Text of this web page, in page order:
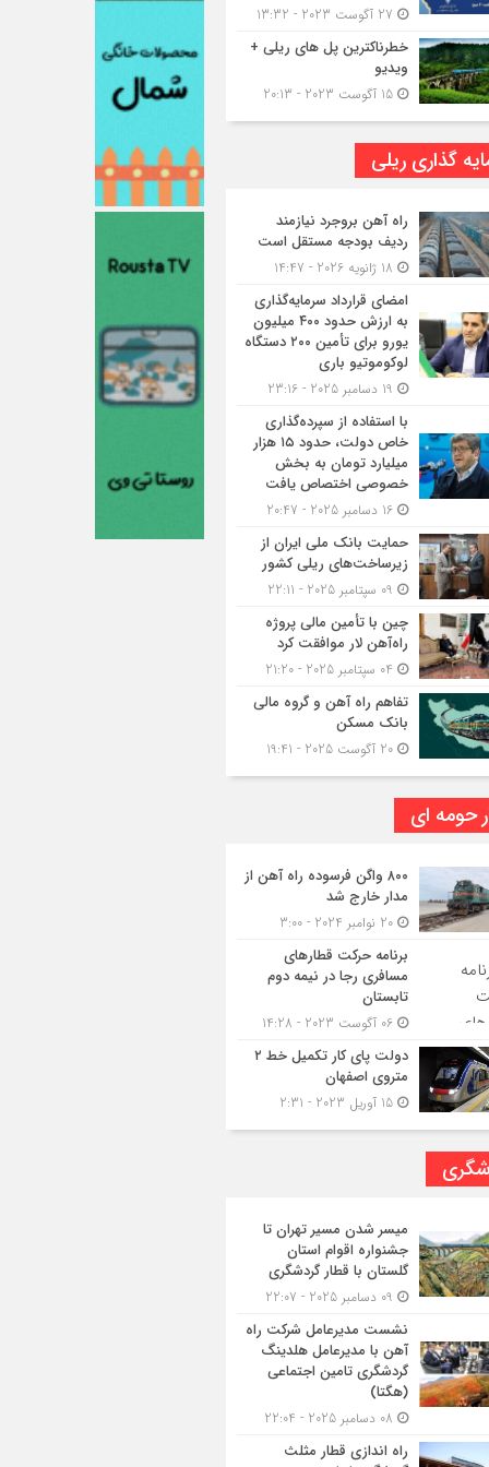
خطرناکترین پل های ریلی +
ویدیو
گذاری ریلی
راه آهن بروجرد نیازمند
ردیف بودجه مستقل است
امضای قرارداد سرمایه‌گذاری
به ارزش حدود ۴۰۰ میلیون
یورو برای تأمین ۲۰۰ دستگاه
لوکوموتیو باری
با استفاده از سپرده‌گذاری
خاص دولت، حدود ۱۵ هزار
میلیارد تومان به بخش
خصوصی اختصاص یافت
حمایت بانک ملی ایران از
زیرساخت‌های ریلی کشور
چین با تأمین مالی پروژه
راه‌آهن لار موافقت کرد
تفاهم راه آهن و گروه مالی
بانک مسکن
حومه ای
۸۰۰ واگن فرسوده راه آهن از
مدار خارج شد
برنامه حرکت قطارهای
مسافری رجا در نیمه دوم
تابستان
دولت پای کار تکمیل خط ۲
متروی اصفهان
میسر شدن مسیر تهران تا
جشنواره اقوام استان
گلستان با قطار گردشگری
نشست مدیرعامل شرکت راه
آهن با مدیرعامل هلدینگ
گردشگری تامین اجتماعی
(هگتا)
راه اندازی قطار مثلث